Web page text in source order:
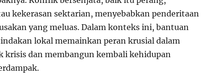
kekerasan sektarian, menyebabkan penderitaan
yang meluas. Dalam konteks ini, bantuan
lokal memainkan peran krusial dalam
krisis dan membangun kembali kehidupan